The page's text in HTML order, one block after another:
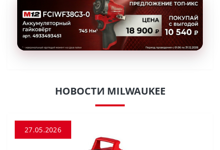
НОВОСТИ MILWAUKEE
27.05.2026